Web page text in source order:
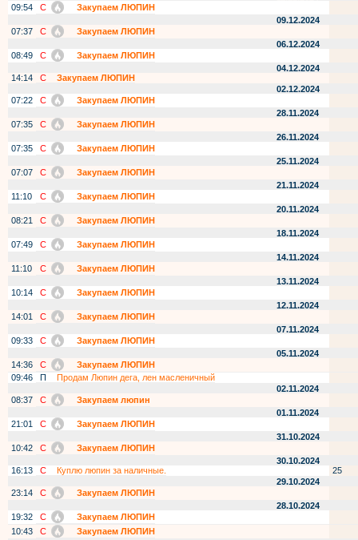
09:54
С
Закупаем ЛЮПИН
09.12.2024
07:37
С
Закупаем ЛЮПИН
06.12.2024
08:49
С
Закупаем ЛЮПИН
04.12.2024
14:14
С
Закупаем ЛЮПИН
02.12.2024
07:22
С
Закупаем ЛЮПИН
28.11.2024
07:35
С
Закупаем ЛЮПИН
26.11.2024
07:35
С
Закупаем ЛЮПИН
25.11.2024
07:07
С
Закупаем ЛЮПИН
21.11.2024
11:10
С
Закупаем ЛЮПИН
20.11.2024
08:21
С
Закупаем ЛЮПИН
18.11.2024
07:49
С
Закупаем ЛЮПИН
14.11.2024
11:10
С
Закупаем ЛЮПИН
13.11.2024
10:14
С
Закупаем ЛЮПИН
12.11.2024
14:01
С
Закупаем ЛЮПИН
07.11.2024
09:33
С
Закупаем ЛЮПИН
05.11.2024
14:36
С
Закупаем ЛЮПИН
09:46
П
Продам Люпин дега, лен масленичный
02.11.2024
08:37
С
Закупаем люпин
01.11.2024
21:01
С
Закупаем ЛЮПИН
31.10.2024
10:42
С
Закупаем ЛЮПИН
30.10.2024
16:13
С Куплю люпин за наличные.
25
29.10.2024
23:14
С
Закупаем ЛЮПИН
28.10.2024
19:32
С
Закупаем ЛЮПИН
10:43
С
Закупаем ЛЮПИН